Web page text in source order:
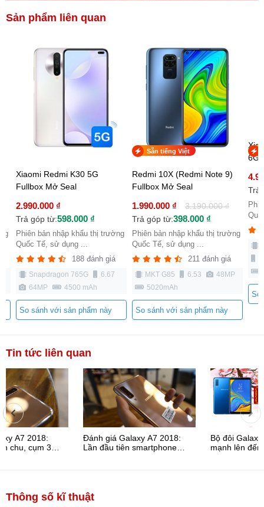
Sản phẩm liên quan
Redmi K30 5G
Mở Seal
₫
từ:598.000 ₫
nhập khẩu thị trường
sử dụng ...
188 đánh giá
765G
6.67
4500 mAh
với sản phẩm này
Redmi 10X (Redmi Note 9)
Fullbox Mở Seal
1.990.000 ₫
3.190.000 ₫
Trả góp từ:398.000 ₫
Phiên bản nhập khẩu thị trường
Quốc Tế, sử dụng ...
211 đánh giá
MKT G85 6.53
48MP
5020mAh
Sẵn tiếng Việt
So sánh với sản phẩm này
Xiaomi Redmi
4.950.000 ₫
Trả góp từ:
Phiên bản
Quốc Tế. Sản
MKT
6.57"
4520mAh
Fullbox
So sánh với
Tin tức liên quan
Đánh giá Galaxy A7 2018:
Lần đầu tiên smartphone
Bộ đôi Galaxy A giảm giá cực
mạnh lên đến 3 triệu duy nhất
Thông số kĩ thuật